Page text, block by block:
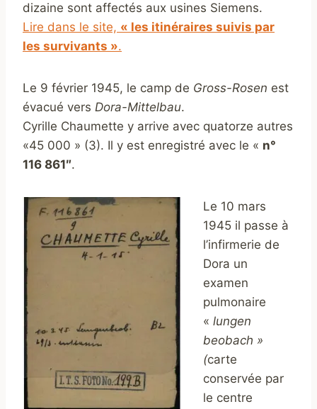
dizaine sont affectés aux usines Siemens.
Lire dans le site, « les itinéraires suivis par
les survivants ».
Le 9 février 1945, le camp de Gross-Rosen est
évacué vers Dora-Mittelbau.
Cyrille Chaumette y arrive avec quatorze autres
«45 000 » (3). Il y est enregistré avec le « n°
116 861″.
Le 10 mars
1945 il passe à
l’infirmerie de
Dora un
examen
pulmonaire
« lungen
beobach »
(carte
conservée par
le centre